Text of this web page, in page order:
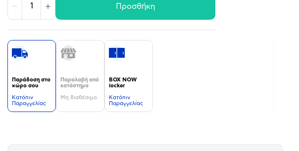
Μεγέθυνση
Μείωση Αύξηση Προσθήκη
Παράδοση στο
χώρο σου
Kατόπιν
Παραγγελίας
Παραλαβή από
κατάστημα
Μη διαθέσιμο
BOX NOW
locker
Kατόπιν
Παραγγελίας